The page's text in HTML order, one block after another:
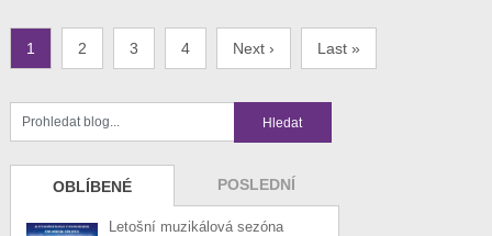
1 2 3 4 Next › Last »
OBLÍBENÉ POSLEDNÍ
Letošní muzikálová sezóna